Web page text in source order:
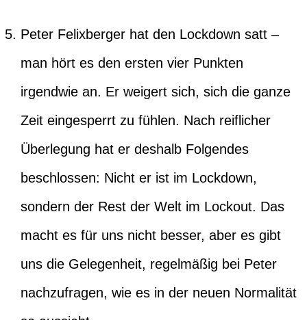
Peter Felixberger hat den Lockdown satt –
man hört es den ersten vier Punkten
irgendwie an. Er weigert sich, sich die ganze
Zeit eingesperrt zu fühlen. Nach reiflicher
Überlegung hat er deshalb Folgendes
beschlossen: Nicht er ist im Lockdown,
sondern der Rest der Welt im Lockout. Das
macht es für uns nicht besser, aber es gibt
uns die Gelegenheit, regelmäßig bei Peter
nachzufragen, wie es in der neuen Normalität